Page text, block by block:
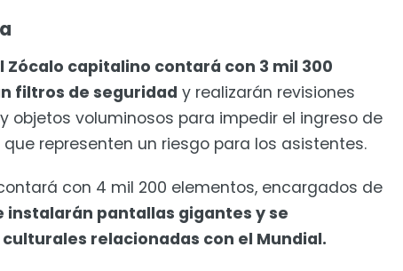
Zócalo capitalino contará con 3 mil 300
filtros de seguridad y realizarán revisiones
objetos voluminosos para impedir el ingreso de
representen un riesgo para los asistentes.
con 4 mil 200 elementos, encargados de
instalarán pantallas gigantes y se
relacionadas con el Mundial.